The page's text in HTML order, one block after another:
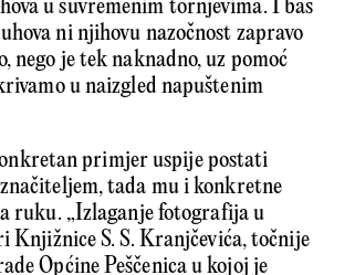
u suvremenim tornjevima. I baš
ni njihovu nazočnost zapravo
nego je tek naknadno, uz pomoć
u naizgled napuštenim
primjer uspije postati
tada mu i konkretne
ruku. „Izlaganje fotografija u
Knjižnice S. S. Kranjčevića, točnije
Općine Peščenica u kojoj je